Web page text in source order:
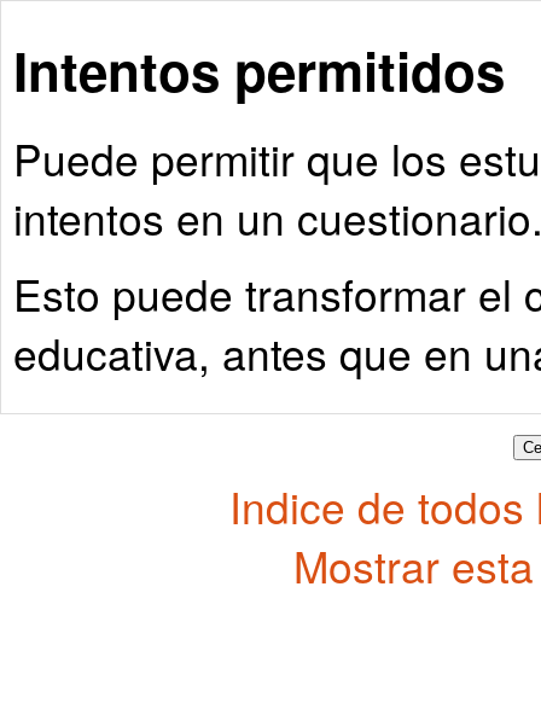
Intentos permitidos
Puede permitir que los
intentos en un
Esto puede transformar el
educativa, antes que en
Indice de
Mostrar